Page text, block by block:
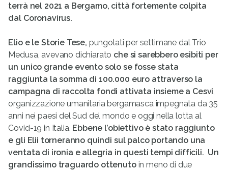
terrà nel 2021 a Bergamo, città fortemente colpita
dal Coronavirus.
Elio e le Storie Tese, pungolati per settimane dal Trio
Medusa, avevano dichiarato che si sarebbero esibiti per
un unico grande evento solo se fosse stata
raggiunta la somma di 100.000 euro attraverso la
campagna di raccolta fondi attivata insieme a Cesvi,
organizzazione umanitaria bergamasca impegnata da 35
anni nei paesi del Sud del mondo e oggi nella lotta al
Covid-19 in Italia. Ebbene l’obiettivo è stato raggiunto
e gli Elii torneranno quindi sul palco portando una
ventata di ironia e allegria in questi tempi difficili. Un
grandissimo traguardo ottenuto in meno di due